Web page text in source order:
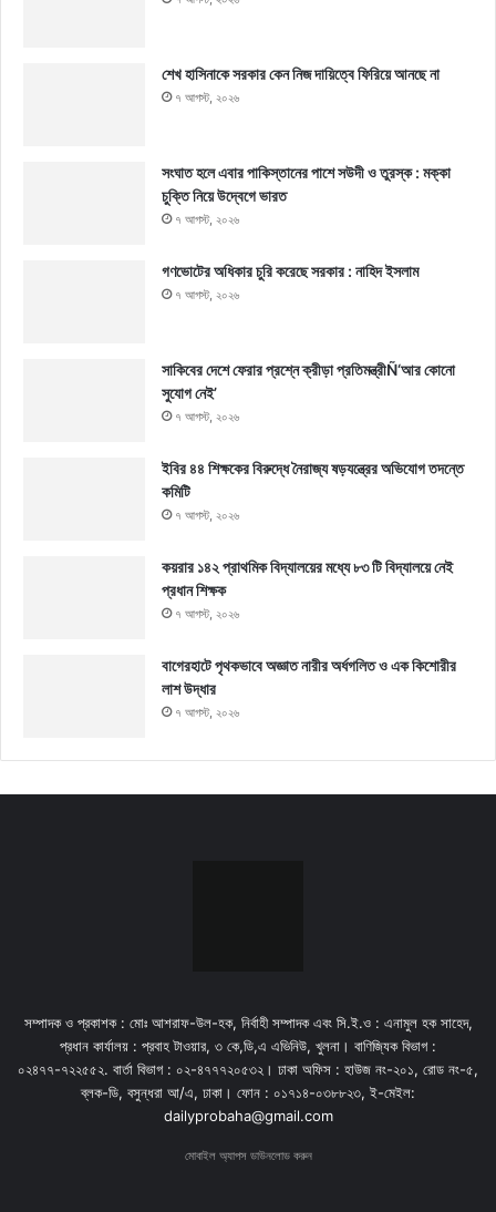
শেখ হাসিনাকে সরকার কেন নিজ দায়িত্বে ফিরিয়ে আনছে না
৭ আগস্ট, ২০২৬
সংঘাত হলে এবার পাকিস্তানের পাশে সউদী ও তুরস্ক : মক্কা
চুক্তি নিয়ে উদ্বেগে ভারত
৭ আগস্ট, ২০২৬
গণভোটের অধিকার চুরি করেছে সরকার : নাহিদ ইসলাম
৭ আগস্ট, ২০২৬
সাকিবের দেশে ফেরার প্রশ্নে ক্রীড়া প্রতিমন্ত্রীÑ‘আর কোনো
সুযোগ নেই’
৭ আগস্ট, ২০২৬
ইবির ৪৪ শিক্ষকের বিরুদ্ধে নৈরাজ্য ষড়যন্ত্রের অভিযোগ তদন্তে
কমিটি
৭ আগস্ট, ২০২৬
কয়রার ১৪২ প্রাথমিক বিদ্যালয়ের মধ্যে ৮৩ টি বিদ্যালয়ে নেই
প্রধান শিক্ষক
৭ আগস্ট, ২০২৬
বাগেরহাটে পৃথকভাবে অজ্ঞাত নারীর অর্ধগলিত ও এক কিশোরীর
লাশ উদ্ধার
৭ আগস্ট, ২০২৬
সম্পাদক ও প্রকাশক : মোঃ আশরাফ-উল-হক, নির্বাহী সম্পাদক এবং সি.ই.ও : এনামুল হক সাহেদ,
প্রধান কার্যালয় : প্রবাহ টাওয়ার, ৩ কে,ডি,এ এভিনিউ, খুলনা। বাণিজ্যিক বিভাগ :
০২৪৭৭-৭২২৫৫২. বার্তা বিভাগ : ০২-৪৭৭৭২০৫৩২। ঢাকা অফিস : হাউজ নং-২০১, রোড নং-৫,
ব্লক-ডি, বসুন্ধরা আ/এ, ঢাকা। ফোন : ০১৭১৪-০৩৮৮২৩, ই-মেইল:
dailyprobaha@gmail.com
মোবাইল অ্যাপস ডাউনলোড করুন